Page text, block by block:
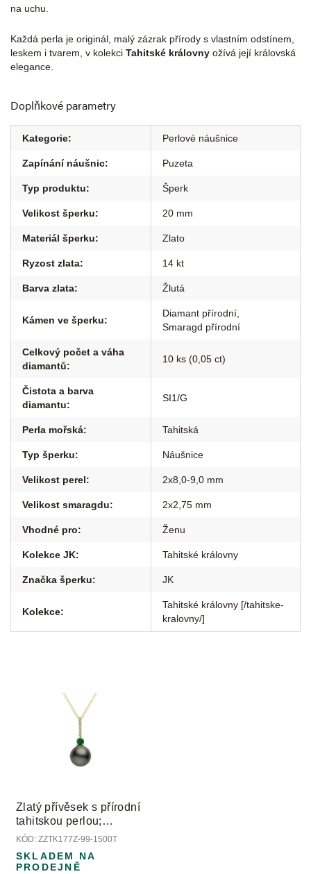
na uchu.
Každá perla je originál, malý zázrak přírody s vlastním odstínem,
leskem i tvarem, v kolekci Tahitské královny ožívá její královská
elegance.
Doplňkové parametry
Kategorie: Perlové náušnice
Zapínání náušnic: Puzeta
Typ produktu: Šperk
Velikost šperku: 20 mm
Materiál šperku: Zlato
Ryzost zlata: 14 kt
Barva zlata: Žlutá
Kámen ve šperku:
Diamant přírodní
Smaragd přírodní
Celkový počet a váha
diamantů:
10 ks (0,05 ct)
Čistota a barva
diamantu:
SI1/G
Perla mořská: Tahitská
Typ šperku: Náušnice
Velikost perel: 2x8,0-9,0 mm
Velikost smaragdu: 2x2,75 mm
Vhodné pro: Ženu
Kolekce JK: Tahitské královny
Značka šperku: JK
Kolekce:
Tahitské královny [/tahitske-
kralovny/]
Zlatý přívěsek s přírodní
tahitskou perlou;
smaragdem a diamanty
KÓD: ZZTK177Z-99-1500T
SKLADEM NA
PRODEJNĚ